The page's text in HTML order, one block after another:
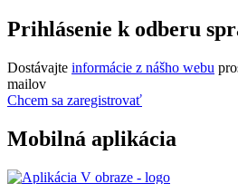
Prihlásenie k odberu
Dostávajte informácie z nášho webu
mailov
Chcem sa zaregistrovať
Mobilná aplikácia